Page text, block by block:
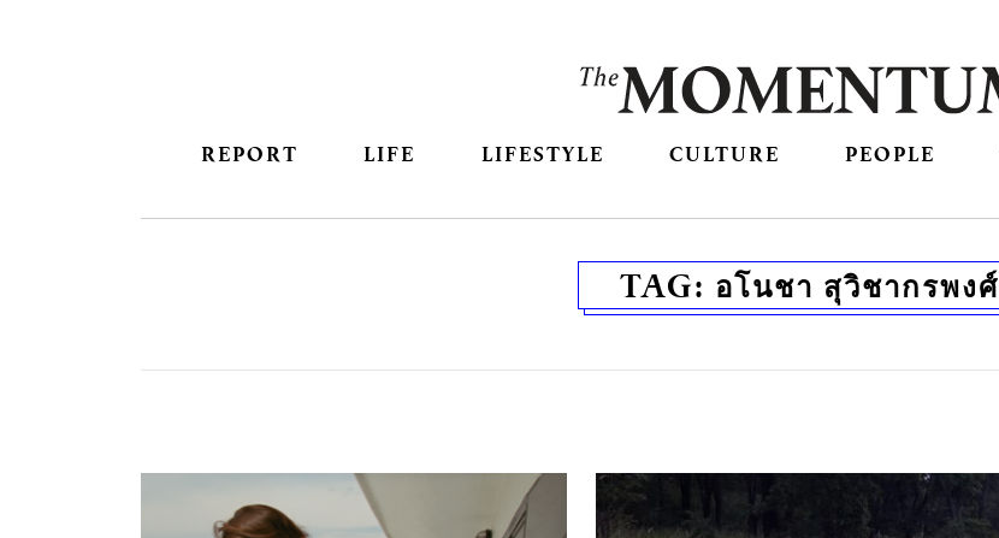
REPORT LIFE LIFESTYLE CULTURE PEOPLE
TAG: อโนชา สุวิชากรพงศ์